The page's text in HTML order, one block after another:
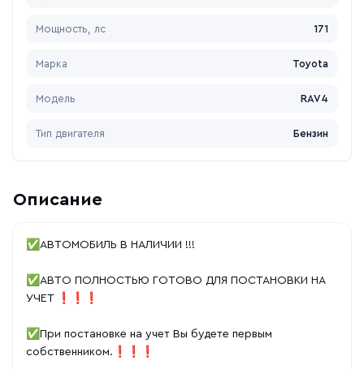
Мощность, лс 171
Марка Toyota
Модель RAV4
Тип двигателя Бензин
Описание
✅АВТОМОБИЛЬ В НАЛИЧИИ !!!
✅АВТО ПОЛНОСТЬЮ ГОТОВО ДЛЯ ПОСТАНОВКИ НА
УЧЕТ ❗❗❗
✅При постановке на учет Вы будете первым
собственником.❗❗❗